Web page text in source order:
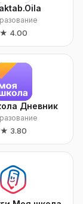
★ 4.00
Дневник
★ 3.80